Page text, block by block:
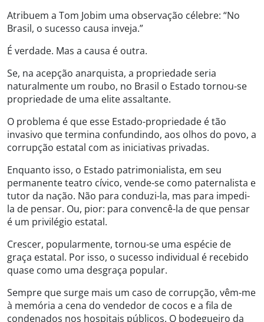
Atribuem a Tom Jobim uma observação célebre: “No
Brasil, o sucesso causa inveja.”
É verdade. Mas a causa é outra.
Se, na acepção anarquista, a propriedade seria
naturalmente um roubo, no Brasil o Estado tornou-se
propriedade de uma elite assaltante.
O problema é que esse Estado-propriedade é tão
invasivo que termina confundindo, aos olhos do povo, a
corrupção estatal com as iniciativas privadas.
Enquanto isso, o Estado patrimonialista, em seu
permanente teatro cívico, vende-se como paternalista e
tutor da nação. Não para conduzi-la, mas para impedi-
la de pensar. Ou, pior: para convencê-la de que pensar
é um privilégio estatal.
Crescer, popularmente, tornou-se uma espécie de
graça estatal. Por isso, o sucesso individual é recebido
quase como uma desgraça popular.
Sempre que surge mais um caso de corrupção, vêm-me
à memória a cena do vendedor de cocos e a fila de
condenados nos hospitais públicos. O bodegueiro da